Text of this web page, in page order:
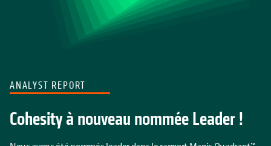
ANALYST REPORT
Cohesity à nouveau nommée Leader !